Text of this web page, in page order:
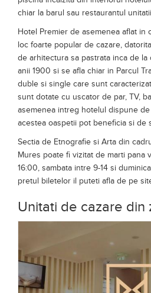
asemenea doresc sa isi
vecinatatea muzeului, in acest sens
cele mai populare unitati de cazare
Hotel Concordia se afla in Piata
ofera 34 de camere echipate cu
conditionat , birou, baie privata
cada. Oaspetii au la dispozitie mai
cum ar fi sauna incalzita cu roci
piscina incalzita din interiorul
chiar la barul sau restaurantul unitatii.
Hotel Premier de asemenea aflat in
loc foarte popular de cazare,
de arhitectura sa pastrata inca de la
duble si single care sunt
sunt dotate cu uscator de par, TV,
asemenea intreg hotelul dispune
acestea oaspetii pot beneficia si de
Sectia de Etnografie si Arta din
Mures poate fi vizitat de marti pana